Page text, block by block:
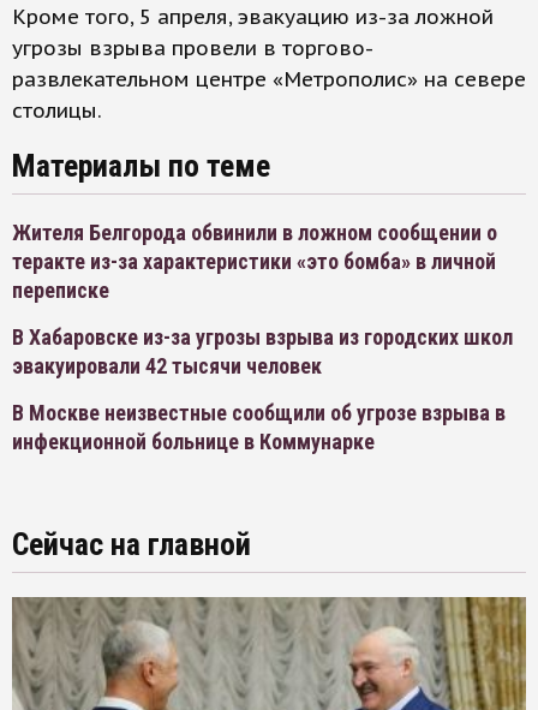
Кроме того, 5 апреля, эвакуацию из-за ложной
угрозы взрыва провели в торгово-
развлекательном центре «Метрополис» на севере
столицы.
Материалы по теме
Жителя Белгорода обвинили в ложном сообщении о
теракте из-за характеристики «это бомба» в личной
переписке
В Хабаровске из-за угрозы взрыва из городских школ
эвакуировали 42 тысячи человек
В Москве неизвестные сообщили об угрозе взрыва в
инфекционной больнице в Коммунарке
Сейчас на главной